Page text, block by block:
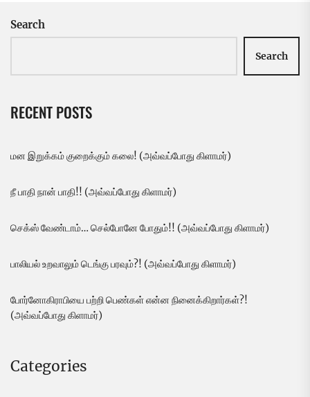
Search
Search
RECENT POSTS
மன இறுக்கம் குறைக்கும் கலை! (அவ்வப்போது கிளாமர்)
நீ பாதி நான் பாதி!! (அவ்வப்போது கிளாமர்)
செக்ஸ் வேண்டாம்… செல்போனே போதும்!! (அவ்வப்போது கிளாமர்)
பாலியல் உறவாலும் டெங்கு பரவும்?! (அவ்வப்போது கிளாமர்)
போர்னோகிராபியை பற்றி பெண்கள் என்ன நினைக்கிறார்கள்?!
(அவ்வப்போது கிளாமர்)
Categories